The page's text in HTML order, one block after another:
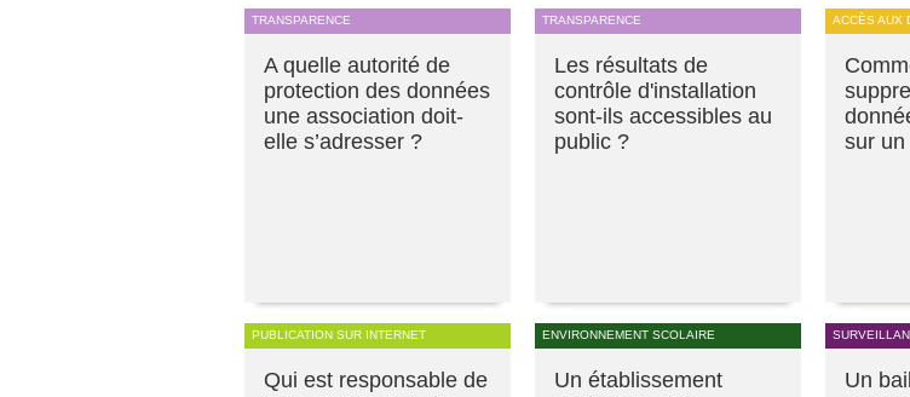
TRANSPARENCE
A quelle autorité de
protection des données
une association doit-
elle s’adresser ?
TRANSPARENCE
Les résultats de
contrôle d'installation
sont-ils accessibles au
public ?
ACCÈS AUX
sur
PUBLICATION SUR INTERNET
Qui est responsable de
ENVIRONNEMENT SCOLAIRE
Un établissement
Un